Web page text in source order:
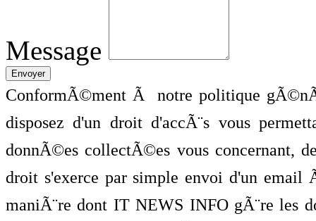
Message
ConformÃ©ment Ã notre politique
disposez d'un droit d'accÃ¨s vous
donnÃ©es collectÃ©es vous concernant,
droit s'exerce par simple envoi d'un
maniÃ¨re dont IT NEWS INFO gÃ¨re les